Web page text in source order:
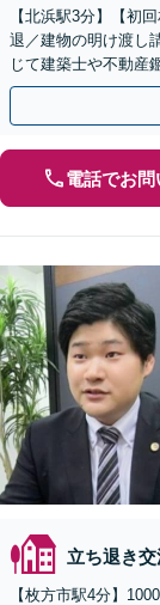
【北浜駅3分】【初
退／建物の明け渡し
じて建築士や不動産
軽にご相談ください
電話でお
立ち退き交
【枚方市駅4分】